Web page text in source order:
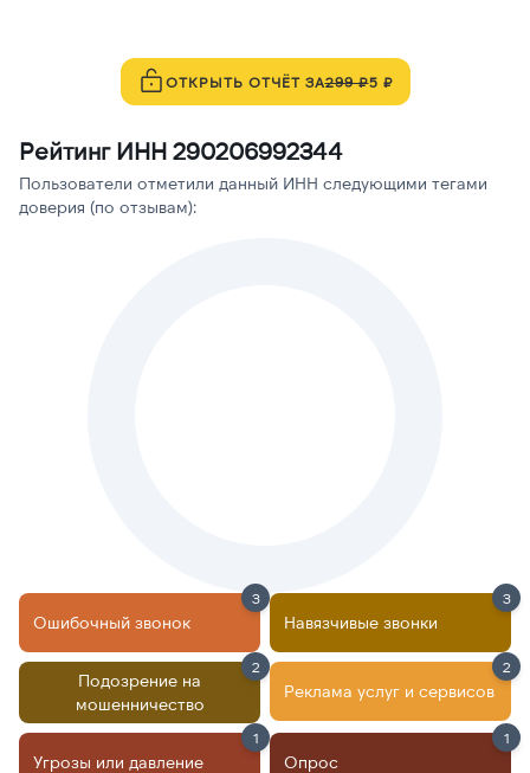
ОТКРЫТЬ ОТЧЁТ ЗА299 ₽5 ₽
Рейтинг ИНН 290206992344
Пользователи отметили данный ИНН следующими тегами
доверия (по отзывам):
Ошибочный звонок
3
Навязчивые звонки
3
Подозрение на
мошенничество
2
Реклама услуг и сервисов
2
Угрозы или давление
1
Опрос
1